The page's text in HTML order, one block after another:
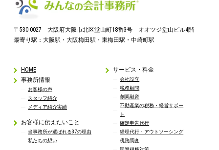
〒530-0027 大阪府大阪市北区堂山町18番3号 オオツジ堂山ビル4階
最寄り駅：大阪駅・大阪梅田駅・東梅田駅・中崎町駅
HOME
事務所情報
お客様の声
スタッフ紹介
メディア紹介実績
お客様に伝えたいこと
当事務所が選ばれる37の理由
私たちの想い
サービス・料金
会社設立
税務顧問
創業融資
不動産業の税務・経営サポー
ト
確定申告代行
経理代行・アウトソーシング
税務調査